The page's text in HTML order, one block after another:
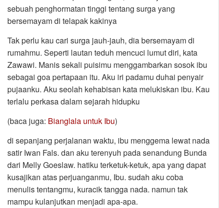
sebuah penghormatan tinggi tentang surga yang
bersemayam di telapak kakinya
Tak perlu kau cari surga jauh-jauh, dia bersemayam di
rumahmu. Seperti lautan teduh mencuci lumut diri, kata
Zawawi. Manis sekali puisimu menggambarkan sosok ibu
sebagai goa pertapaan itu. Aku iri padamu duhai penyair
pujaanku. Aku seolah kehabisan kata melukiskan ibu. Kau
terlalu perkasa dalam sejarah hidupku
(baca juga: Bianglala untuk Ibu)
di sepanjang perjalanan waktu, ibu menggema lewat nada
satir Iwan Fals. dan aku terenyuh pada senandung Bunda
dari Melly Goeslaw. hatiku terketuk-ketuk, apa yang dapat
kusajikan atas perjuanganmu, Ibu. sudah aku coba
menulis tentangmu, kuracik tangga nada. namun tak
mampu kulanjutkan menjadi apa-apa.